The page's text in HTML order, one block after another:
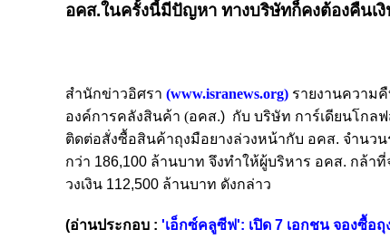
อคส.ในครั้งนี้มีปัญหา ทางบริษัทก็คงต้องคืนเ
สำนักข่าวอิศรา (www.isranews.org) รายงานความ
องค์การคลังสินค้า (อคส.) กับ บริษัท การ์เดียนโกล
ติดต่อสั่งซื้อสินค้าถุงมือยางล่วงหน้ากับ อคส. จำนวน
กว่า 186,100 ล้านบาท จึงทำให้ผู้บริหาร อคส. กล้า
วงเงิน 112,500 ล้านบาท ดังกล่าว
(อ่านประกอบ : 'เอ็กซ์คลูซีฟ': เปิด 7 เอกชน จองซื้อ